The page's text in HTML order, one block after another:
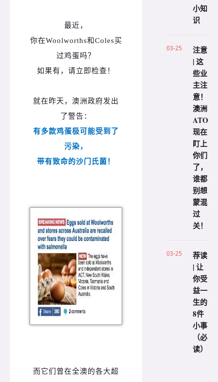
最近，
你在Woolworths和Coles买
过鸡蛋吗？
如果有，请立即检查！
就在昨天，澳洲政府发出
了警告：
有多款鸡蛋极可能受到了
污染，
带有致命的沙门氏菌！
而它们曾在全澳的各大超
小知
识
03-25
注意
| 这
些业
主注
意！
澳洲
ATO
现在
盯上
你们
了，
谁都
别想
蒙混
过
关！
03-25
荐读
| 让
你受
益一
生的
8件
小事
（必
读）